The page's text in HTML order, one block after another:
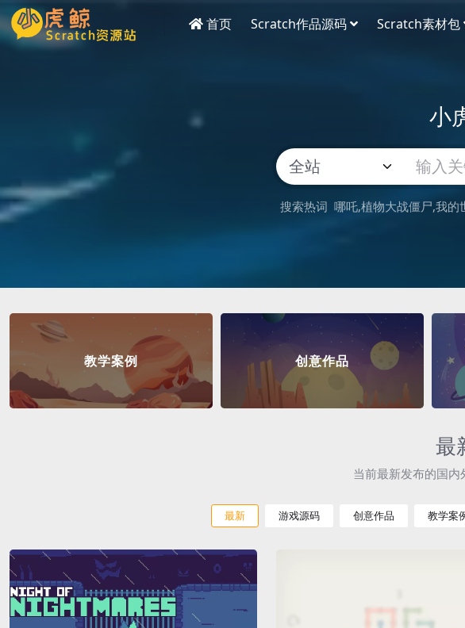
首页 Scratch作品源码 Scratch素材包
小
搜索热词 哪吒 植物大战僵尸 我的
教学案例 创意作品
最
当前最新发布的国
最新 游戏源码 创意作品 教学案